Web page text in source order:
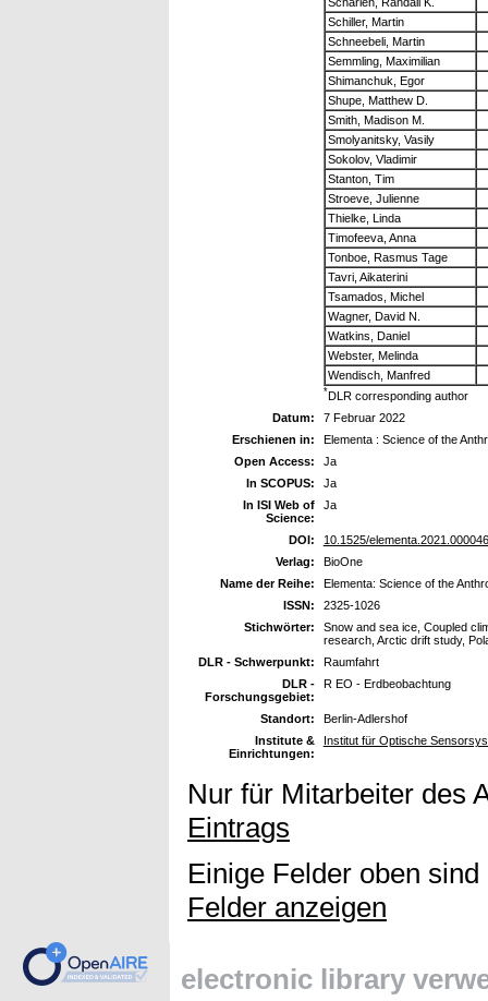
Scharien, Randall K.
Schiller, Martin
Schneebeli, Martin
Semmling, Maximilian
Shimanchuk, Egor
Shupe, Matthew D.
Smith, Madison M.
Smolyanitsky, Vasily
Sokolov, Vladimir
Stanton, Tim
Stroeve, Julienne
Thielke, Linda
Timofeeva, Anna
Tonboe, Rasmus Tage
Tavri, Aikaterini
Tsamados, Michel
Wagner, David N.
Watkins, Daniel
Webster, Melinda
Wendisch, Manfred
*DLR corresponding author
Datum:
7 Februar 2022
Erschienen in:
Elementa : Science of the
Open Access:
Ja
In SCOPUS:
Ja
In ISI Web of
Science:
Ja
DOI:
10.1525/elementa.2021.000046
Verlag:
BioOne
Name der Reihe:
Elementa: Science of the
ISSN:
2325-1026
Stichwörter:
Snow and sea ice, Coupled
research, Arctic drift study,
DLR - Schwerpunkt:
Raumfahrt
DLR -
Forschungsgebiet:
R EO - Erdbeobachtung
Standort:
Berlin-Adlershof
Institute &
Einrichtungen:
Institut für Optische
Nur für Mitarbeiter des
Eintrags
Einige Felder oben
Felder anzeigen
electronic library